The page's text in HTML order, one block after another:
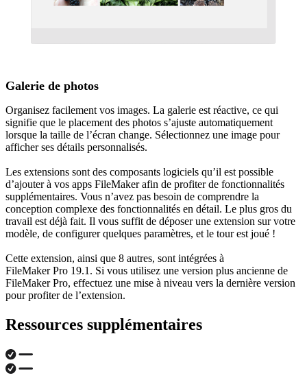
Galerie de photos
Organisez facilement vos images. La galerie est réactive, ce qui
signifie que le placement des photos s’ajuste automatiquement
lorsque la taille de l’écran change. Sélectionnez une image pour
afficher ses détails personnalisés.
Les extensions sont des composants logiciels qu’il est possible
d’ajouter à vos apps FileMaker afin de profiter de fonctionnalités
supplémentaires. Vous n’avez pas besoin de comprendre la
conception complexe des fonctionnalités en détail. Le plus gros du
travail est déjà fait. Il vous suffit de déposer une extension sur votre
modèle, de configurer quelques paramètres, et le tour est joué !
Cette extension, ainsi que 8 autres, sont intégrées à
FileMaker Pro 19.1. Si vous utilisez une version plus ancienne de
FileMaker Pro, effectuez une mise à niveau vers la dernière version
pour profiter de l’extension.
Ressources supplémentaires